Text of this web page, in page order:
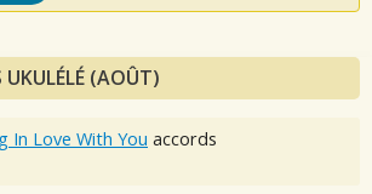
(AOÛT)
In Love With You accords